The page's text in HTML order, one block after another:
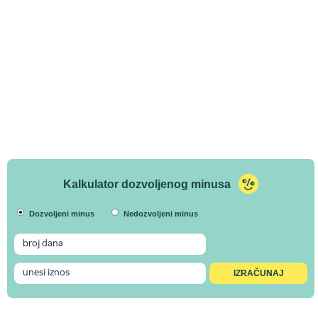
Kalkulator dozvoljenog minusa
Dozvoljeni minus Nedozvoljeni minus